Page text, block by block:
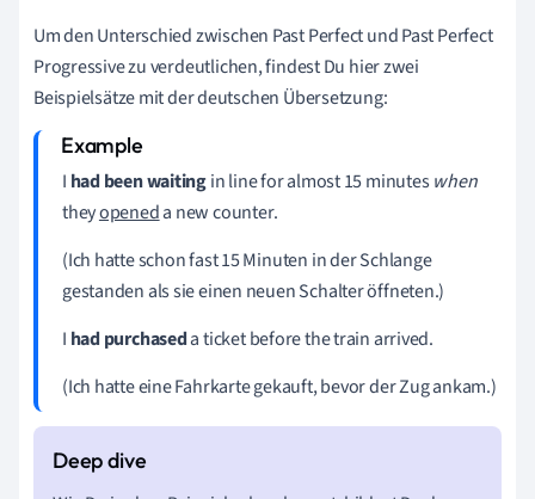
Um denUnterschied zwischen Past Perfect und Past Perfect
Progressivezu verdeutlichen, findest Du hier zwei
Beispielsätze mit der deutschen Übersetzung:
I had been waitingin line for almost 15 minuteswhen
theyopeneda new counter.
(Ich hatte schon fast 15 Minuten in der Schlange
gestanden als sie einen neuen Schalter öffneten.)
I had purchaseda ticket before the train arrived.
(Ich hatte eine Fahrkarte gekauft, bevor der Zug ankam.)